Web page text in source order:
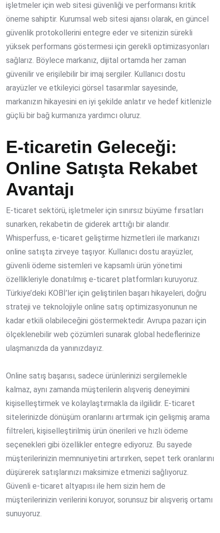
işletmeler için web sitesi güvenliği ve performansı kritik
öneme sahiptir. Kurumsal web sitesi ajansı olarak, en güncel
güvenlik protokollerini entegre eder ve sitenizin sürekli
yüksek performans göstermesi için gerekli optimizasyonları
sağlarız. Böylece markanız, dijital ortamda her zaman
güvenilir ve erişilebilir bir imaj sergiler. Kullanıcı dostu
arayüzler ve etkileyici görsel tasarımlar sayesinde,
markanızın hikayesini en iyi şekilde anlatır ve hedef kitlenizle
güçlü bir bağ kurmanıza yardımcı oluruz.
E-ticaretin Geleceği:
Online Satışta Rekabet
Avantajı
E-ticaret sektörü, işletmeler için sınırsız büyüme fırsatları
sunarken, rekabetin de giderek arttığı bir alandır.
Whisperfuss, e-ticaret geliştirme hizmetleri ile markanızı
online satışta zirveye taşıyor. Kullanıcı dostu arayüzler,
güvenli ödeme sistemleri ve kapsamlı ürün yönetimi
özellikleriyle donatılmış e-ticaret platformları kuruyoruz.
Türkiye’deki KOBİ’ler için geliştirilen başarı hikayeleri, doğru
strateji ve teknolojiyle online satış optimizasyonunun ne
kadar etkili olabileceğini göstermektedir. Avrupa pazarı için
ölçeklenebilir web çözümleri sunarak global hedeflerinize
ulaşmanızda da yanınızdayız.
Online satış başarısı, sadece ürünlerinizi sergilemekle
kalmaz, aynı zamanda müşterilerin alışveriş deneyimini
kişiselleştirmek ve kolaylaştırmakla da ilgilidir. E-ticaret
sitelerinizde dönüşüm oranlarını artırmak için gelişmiş arama
filtreleri, kişiselleştirilmiş ürün önerileri ve hızlı ödeme
seçenekleri gibi özellikler entegre ediyoruz. Bu sayede
müşterilerinizin memnuniyetini artırırken, sepet terk oranlarını
düşürerek satışlarınızı maksimize etmenizi sağlıyoruz.
Güvenli e-ticaret altyapısı ile hem sizin hem de
müşterilerinizin verilerini koruyor, sorunsuz bir alışveriş ortamı
sunuyoruz.